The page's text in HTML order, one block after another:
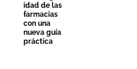
idad de las
farmacias
con una
nueva guía
práctica